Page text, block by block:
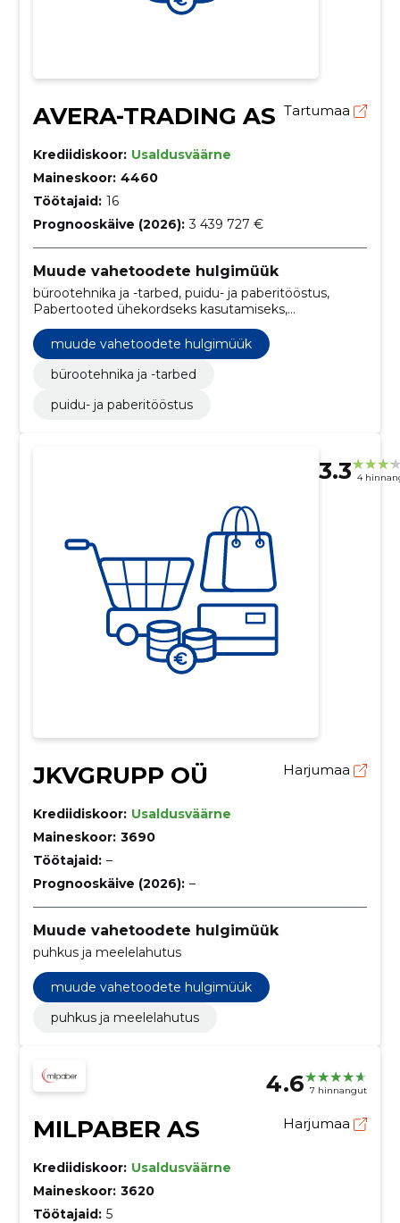
AVERA-TRADING AS Tartumaa
Krediidiskoor: Usaldusväärne
Maineskoor: 4460
Töötajaid: 16
Prognooskäive (2026): 3 439 727 €
Muude vahetoodete hulgimüük
bürootehnika ja -tarbed, puidu- ja paberitööstus,
Pabertooted ühekordseks kasutamiseks,
Tualettpaber, taskurätikud, käterätikud ja salvrätikud,
Paberkäterätikud, Meditsiinilised tarbekaubad,
Mitmesugused keemiatooted, Seep, Tualettpaber,
Paberist hügieenitooted
muude vahetoodete hulgimüük
bürootehnika ja -tarbed
puidu- ja paberitööstus
3.3 4
JKVGRUPP OÜ Harjumaa
Krediidiskoor: Usaldusväärne
Maineskoor: 3690
Töötajaid: –
Prognooskäive (2026): –
Muude vahetoodete hulgimüük
puhkus ja meelelahutus
muude vahetoodete hulgimüük
puhkus ja meelelahutus
4.6 7 hinnangut
MILPABER AS Harjumaa
Krediidiskoor: Usaldusväärne
Maineskoor: 3620
Töötajaid: 5